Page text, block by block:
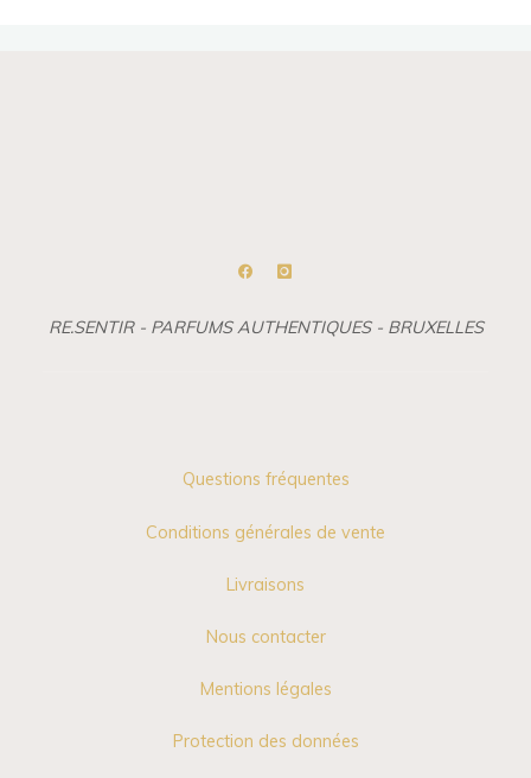
RE.SENTIR - PARFUMS AUTHENTIQUES - BRUXELLES
Questions fréquentes
Conditions générales de vente
Livraisons
Nous contacter
Mentions légales
Protection des données